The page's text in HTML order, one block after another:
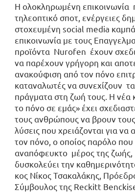
Η ολοκληρωμένη επικοινωνία
τηλεοπτικό σποτ, ενέργειες
στοχευμένη social media
επικοινωνία με τους
προϊόντα Nurofen έχουν
να παρέχουν γρήγορη και
ανακούφιση από τον πόνο
καταναλωτές να συνεχίζουν
πράγματα στη ζωή τους. Η νέα
το πόνο σε εμάς» έχει
τους ανθρώπους να βρουν τους
λύσεις που χρειάζονται για να
τον πόνο, ο οποίος παρόλο που
αναπόφευκτο μέρος της ζωής,
δυσκολεύει την
κος Νίκος Τσακαλάκης,
Σύμβουλος της Reckitt